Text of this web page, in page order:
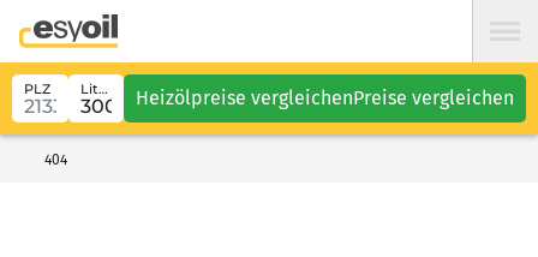
PLZ Liter Heizölpreise vergleichenPreise vergleichen
404